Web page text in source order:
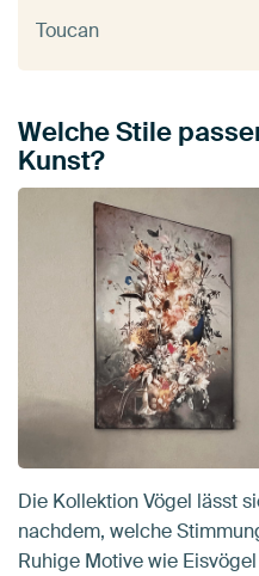
Toucan
Welche Stile
Kunst?
Die Kollektion Vögel lässt
nachdem, welche
Ruhige Motive wie